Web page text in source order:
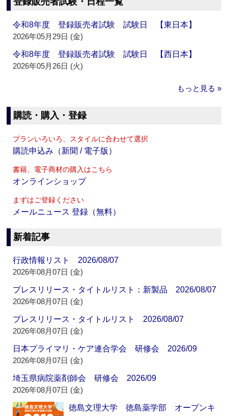
令和8年度 登録販売者試験 試験日 【東日本】
2026年05月29日 (金)
令和8年度 登録販売者試験 試験日 【西日本】
2026年05月26日 (火)
もっと見る »
購読・購入・登録
プランいろいろ、スタイルに合わせて選択
購読申込み（新聞 / 電子版）
書籍、電子商材の購入はこちら
オンラインショップ
まずはご登録ください
メールニュース 登録（無料）
新着記事
行政情報リスト 2026/08/07
2026年08月07日 (金)
プレスリリース・タイトルリスト：新製品 2026/08/07
2026年08月07日 (金)
プレスリリース・タイトルリスト 2026/08/07
2026年08月07日 (金)
日本プライマリ・ケア連合学会 研修会 2026/09
2026年08月07日 (金)
埼玉県病院薬剤師会 研修会 2026/09
2026年08月07日 (金)
徳島文理大学 徳島薬学部 オープンキ